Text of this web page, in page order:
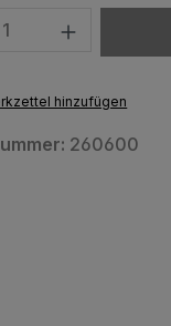
Gib den
hinzufügen
260600